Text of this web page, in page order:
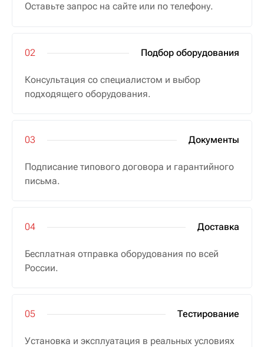
Оставьте запрос на сайте или по телефону.
Подбор оборудования
Консультация со специалистом и выбор
подходящего оборудования.
Документы
Подписание типового договора и гарантийного
письма.
Доставка
Бесплатная отправка оборудования по всей
России.
Тестирование
Установка и эксплуатация в реальных условиях